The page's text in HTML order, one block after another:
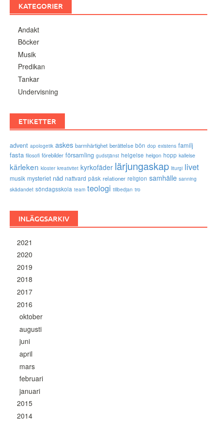
KATEGORIER
Andakt
Böcker
Musik
Predikan
Tankar
Undervisning
ETIKETTER
advent apologetik askes barmhärtighet berättelse bön dop existens familj
fasta filosofi förebilder församling gudstjänst helgelse helgon hopp kallelse
kärleken kloster kreativitet kyrkofäder lärjungaskap liturgi livet
musik mysteriet nåd nattvard påsk relationer religion samhälle sanning
skådandet söndagsskola team teologi tillbedjan tro
INLÄGGSARKIV
2021
2020
2019
2018
2017
2016
oktober
augusti
juni
april
mars
februari
januari
2015
2014